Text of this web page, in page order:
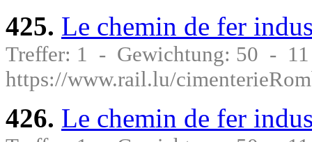
425. Le chemin de fer
Treffer: 1 - Gewichtung: 50 -
https://www.rail.lu/
426. Le chemin de fer